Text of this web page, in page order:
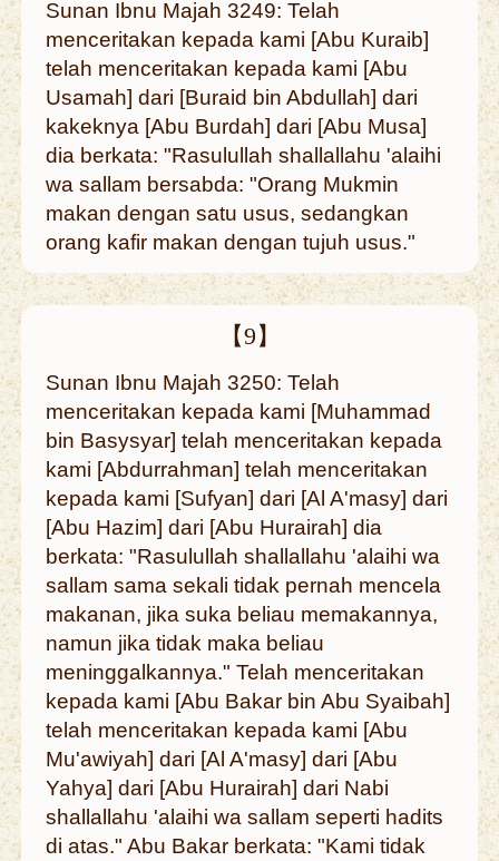
Sunan Ibnu Majah 3249: Telah
menceritakan kepada kami [Abu Kuraib]
telah menceritakan kepada kami [Abu
Usamah] dari [Buraid bin Abdullah] dari
kakeknya [Abu Burdah] dari [Abu Musa]
dia berkata: "Rasulullah shallallahu 'alaihi
wa sallam bersabda: "Orang Mukmin
makan dengan satu usus, sedangkan
orang kafir makan dengan tujuh usus."
【9】
Sunan Ibnu Majah 3250: Telah
menceritakan kepada kami [Muhammad
bin Basysyar] telah menceritakan kepada
kami [Abdurrahman] telah menceritakan
kepada kami [Sufyan] dari [Al A'masy] dari
[Abu Hazim] dari [Abu Hurairah] dia
berkata: "Rasulullah shallallahu 'alaihi wa
sallam sama sekali tidak pernah mencela
makanan, jika suka beliau memakannya,
namun jika tidak maka beliau
meninggalkannya." Telah menceritakan
kepada kami [Abu Bakar bin Abu Syaibah]
telah menceritakan kepada kami [Abu
Mu'awiyah] dari [Al A'masy] dari [Abu
Yahya] dari [Abu Hurairah] dari Nabi
shallallahu 'alaihi wa sallam seperti hadits
di atas." Abu Bakar berkata: "Kami tidak